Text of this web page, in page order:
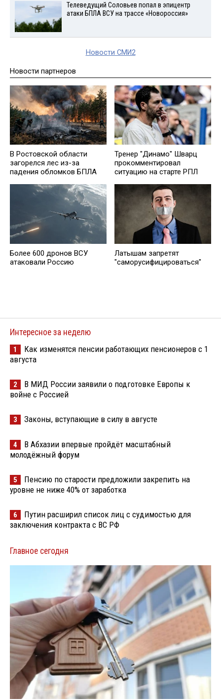
Телеведущий Соловьев попал в эпицентр
атаки БПЛА ВСУ на трассе «Новороссия»
Новости СМИ2
Новости партнеров
В Ростовской области
загорелся лес из-за
падения обломков БПЛА
Тренер "Динамо" Шварц
прокомментировал
ситуацию на старте РПЛ
Более 600 дронов ВСУ
атаковали Россию
Латышам запретят
"саморусифицироваться"
Интересное за неделю
1
Как изменятся пенсии работающих пенсионеров с 1
августа
2
В МИД России заявили о подготовке Европы к
войне с Россией
3 Законы, вступающие в силу в августе
4
В Абхазии впервые пройдёт масштабный
молодёжный форум
5
Пенсию по старости предложили закрепить на
уровне не ниже 40% от заработка
6
Путин расширил список лиц с судимостью для
заключения контракта с ВС РФ
Главное сегодня